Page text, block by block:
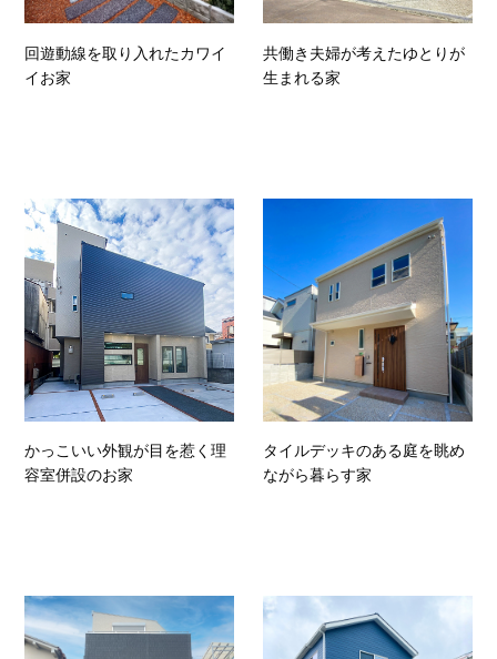
回遊動線を取り入れたカワイ
イお家
共働き夫婦が考えたゆとりが
生まれる家
かっこいい外観が目を惹く理
容室併設のお家
タイルデッキのある庭を眺め
ながら暮らす家